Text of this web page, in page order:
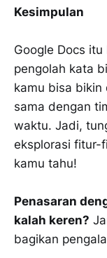
Kesimpulan
Google Docs
pengolah kata
kamu bisa bikin
sama dengan
waktu. Jadi,
eksplorasi fitur-
kamu tahu!
Penasaran
kalah keren?
bagikan